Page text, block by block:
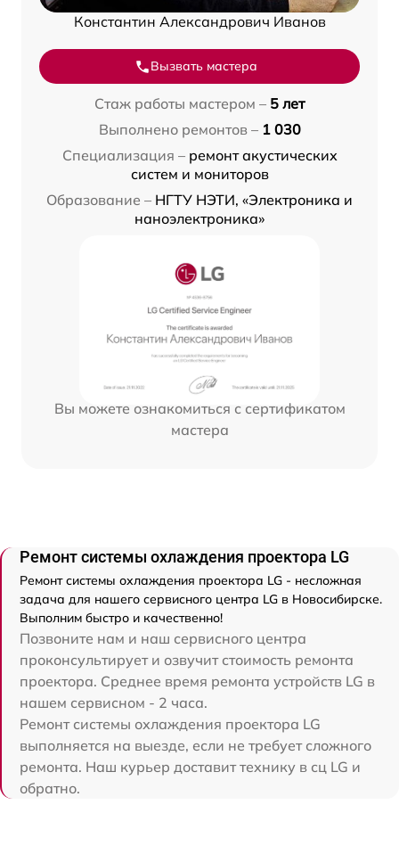
Константин Александрович Иванов
Вызвать мастера
Стаж работы мастером – 5 лет
Выполнено ремонтов – 1 030
Специализация – ремонт акустических
систем и мониторов
Образование – НГТУ НЭТИ, «Электроника и
наноэлектроника»
Вы можете ознакомиться с сертификатом
мастера
Ремонт системы охлаждения проектора LG
Ремонт системы охлаждения проектора LG - несложная
задача для нашего сервисного центра LG в Новосибирске.
Выполним быстро и качественно!
Позвоните нам и наш сервисного центра
проконсультирует и озвучит стоимость ремонта
проектора. Среднее время ремонта устройств LG в
нашем сервисном - 2 часа.
Ремонт системы охлаждения проектора LG
выполняется на выезде, если не требует сложного
ремонта. Наш курьер доставит технику в сц LG и
обратно.